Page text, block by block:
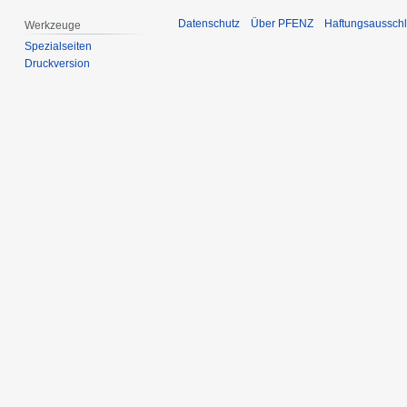
Werkzeuge
Spezialseiten
Druckversion
Datenschutz Über PFENZ